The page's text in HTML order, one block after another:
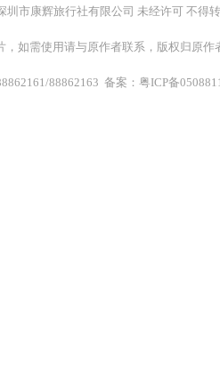
圳市康辉旅行社有限公司 未经许可 不得转
，如需使用请与原作者联系，版权归原作
88862163 备案：粤ICP备